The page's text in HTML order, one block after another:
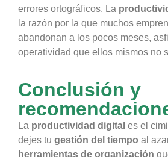
errores ortográficos. La
la razón por la que muchos
abandonan a los pocos meses,
operatividad que ellos mismos no
Conclusión y
La productividad digital es el
dejes tu gestión del tiempo al
herramientas de organización